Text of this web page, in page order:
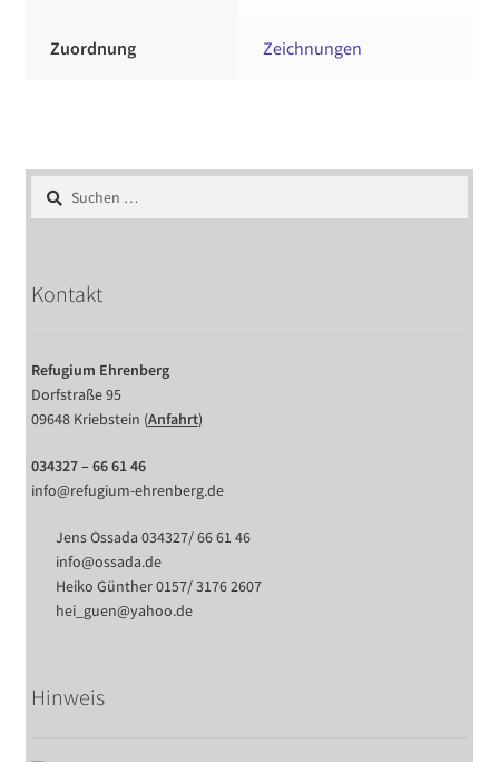
Zuordnung Zeichnungen
Suchen
nach:
Kontakt
Refugium Ehrenberg
Dorfstraße 95
09648 Kriebstein (Anfahrt)
034327 – 66 61 46
info@refugium-ehrenberg.de
Jens Ossada 034327/ 66 61 46
info@ossada.de
Heiko Günther 0157/ 3176 2607
hei_guen@yahoo.de
Hinweis